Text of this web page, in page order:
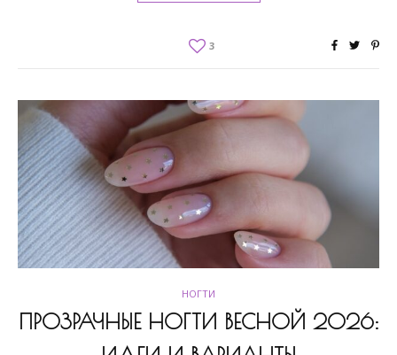
3
НОГТИ
ПРОЗРАЧНЫЕ НОГТИ ВЕСНОЙ 2026: